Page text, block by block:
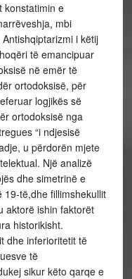
konstatimin e
mbi
i këtij
të emancipuar
në emër të
ortodoksisë, për
logjikës së
ortodoksisë nga
“i ndjesisë
u përdorën mjete
Një analizë
dhe simetrinë e
19-të,dhe fillimshekullit
aktorë ishin faktorët
historikisht.
dhe inferioritetit të
të
sikur këto qarqe e